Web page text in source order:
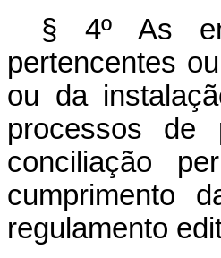
§ 4º As
pertencentes
ou da
processos de
conciliação
cumprimento
regulamento